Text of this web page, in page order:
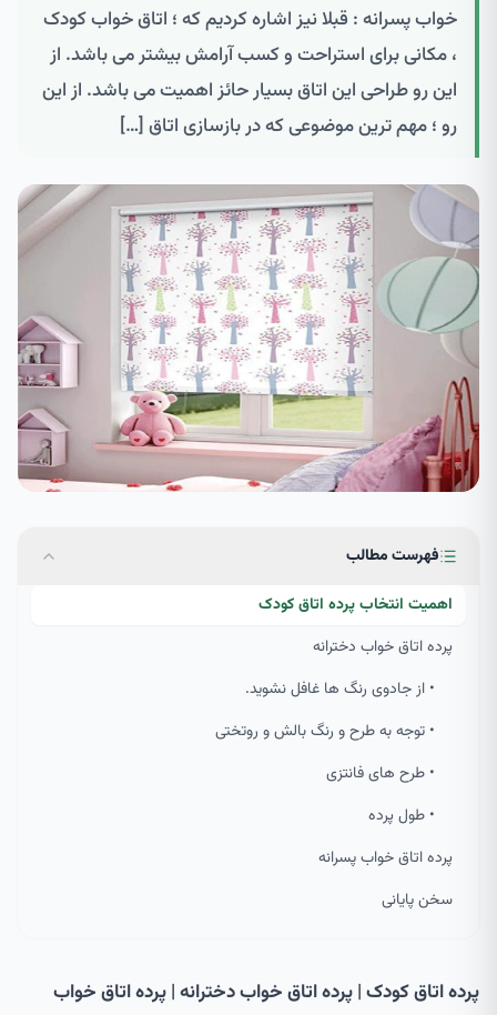
خواب پسرانه : قبلا نیز اشاره کردیم که ؛ اتاق خواب کودک
، مکانی برای استراحت و کسب آرامش بیشتر می باشد. از
این رو طراحی این اتاق بسیار حائز اهمیت می باشد. از این
رو ؛ مهم ترین موضوعی که در بازسازی اتاق […]
فهرست مطالب
اهمیت انتخاب پرده اتاق کودک
پرده اتاق خواب دخترانه
• از جادوی رنگ ها غافل نشوید.
• توجه به طرح و رنگ بالش و روتختی
• طرح های فانتزی
• طول پرده
پرده اتاق خواب پسرانه
سخن پایانی
پرده اتاق کودک | پرده اتاق خواب دخترانه | پرده اتاق خواب